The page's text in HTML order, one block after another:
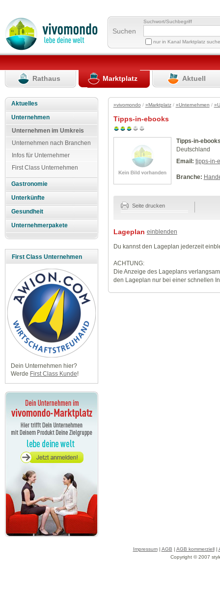
Suchen
Suchwort/Suchbegriff
nur in Kanal Marktplatz
Rathaus Marktplatz Aktuell
Aktuelles
Unternehmen
Unternehmen im Umkreis
Unternehmen nach Branchen
Infos für Unternehmer
First Class Unternehmen
Gastronomie
Unterkünfte
Gesundheit
Unternehmerpakete
First Class Unternehmen
Dein Unternehmen hier?
Werde First Class Kunde!
»vivomondo / »Marktplatz/ »Unternehmen /
Tipps-in-ebooks
Tipps-in-
Deutschland
Email: tipps-in-
Branche:
Seite drucken
Lageplan einblenden
Du kannst den Lageplan jederzeit
ACHTUNG:
Die Anzeige des Lageplans
den Lageplan nur bei einer schnellen
Impressum| AGB | AGB kommerziell|
Copyright © 2007